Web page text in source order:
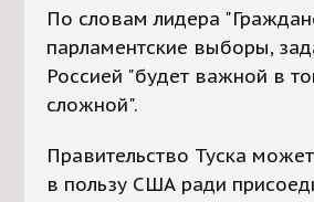
По словам лидера
парламентские выборы,
Россией "будет важной в
сложной".
Правительство Туска
в пользу США ради